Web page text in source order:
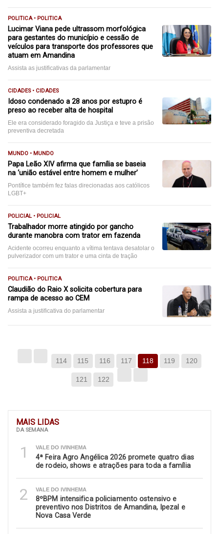
POLITICA • POLITICA
Lucimar Viana pede ultrassom morfológica
para gestantes do município e cessão de
veículos para transporte dos professores que
atuam em Amandina
Assista as justificativas da parlamentar
CIDADES • CIDADES
Idoso condenado a 28 anos por estupro é
preso ao receber alta de hospital
Ele era considerado foragido da Justiça e teve a prisão
preventiva decretada
MUNDO • MUNDO
Papa Leão XIV afirma que família se baseia
na ‘união estável entre homem e mulher’
Pontífice também fez falas direcionadas aos católicos
LGBT+
POLICIAL • POLICIAL
Trabalhador morre atingido por gancho
durante manobra com trator em fazenda
Acidente ocorreu enquanto a vítima tentava desatolar o
pulverizador com um trator e uma cinta de tração
POLITICA • POLITICA
Claudião do Raio X solicita cobertura para
rampa de acesso ao CEM
Assista a justificativa do parlamentar
114 115 116 117 118 119 120
121 122
MAIS LIDAS
DA SEMANA
1 VALE DO IVINHEMA
4ª Feira Agro Angélica 2026 promete quatro dias
de rodeio, shows e atrações para toda a família
2 VALE DO IVINHEMA
8ºBPM intensifica policiamento ostensivo e
preventivo nos Distritos de Amandina, Ipezal e
Nova Casa Verde